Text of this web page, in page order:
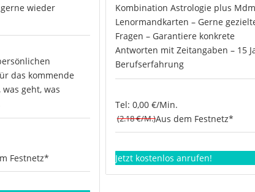
wieder
das kommende
was geht, was
Festnetz*
Kombination Astrologie plus
Lenormandkarten – Gerne
Fragen – Garantiere konkrete
Antworten mit Zeitangaben – 15
Berufserfahrung
Tel: 0,00 €/Min.
(2.18 €/M.)Aus dem Festnetz*
Jetzt kostenlos anrufen!